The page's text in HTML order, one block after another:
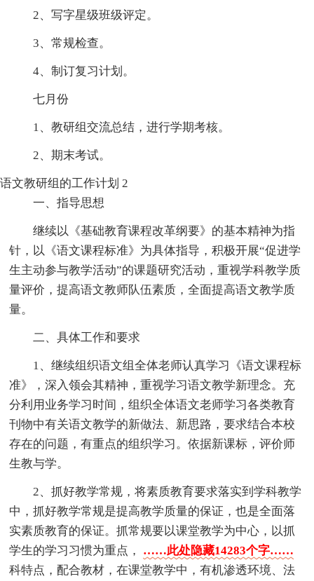
2、写字星级班级评定。
3、常规检查。
4、制订复习计划。
七月份
1、教研组交流总结，进行学期考核。
2、期末考试。
语文教研组的工作计划 2
一、指导思想
继续以《基础教育课程改革纲要》的基本精神为指
针，以《语文课程标准》为具体指导，积极开展“促进学
生主动参与教学活动”的课题研究活动，重视学科教学质
量评价，提高语文教师队伍素质，全面提高语文教学质
量。
二、具体工作和要求
1、继续组织语文组全体老师认真学习《语文课程标
准》，深入领会其精神，重视学习语文教学新理念。充
分利用业务学习时间，组织全体语文老师学习各类教育
刊物中有关语文教学的新做法、新思路，要求结合本校
存在的问题，有重点的组织学习。依据新课标，评价师
生教与学。
2、抓好教学常规，将素质教育要求落实到学科教学
中，抓好教学常规是提高教学质量的保证，也是全面落
实素质教育的保证。抓常规要以课堂教学为中心，以抓
学生的学习习惯为重点， ……此处隐藏14283个字……
科特点，配合教材，在课堂教学中，有机渗透环境、法